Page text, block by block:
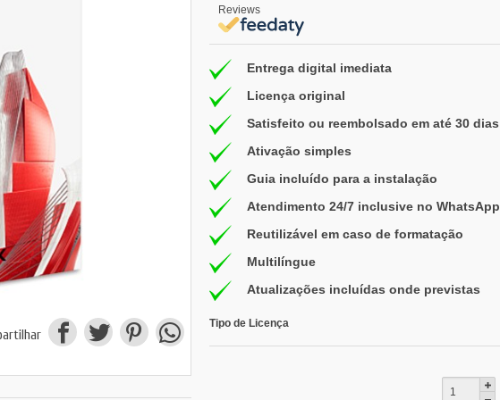
Reviews
Entrega digital imediata
Licença original
Satisfeito ou reembolsado em até 30 dias
Ativação simples
Guia incluído para a instalação
Atendimento 24/7 inclusive no WhatsApp
Reutilizável em caso de formatação
Multilíngue
Atualizações incluídas onde previstas
Tipo de Licença